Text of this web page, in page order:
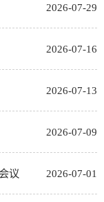
2026-07-29
2026-07-16
2026-07-13
2026-07-09
议 2026-07-01